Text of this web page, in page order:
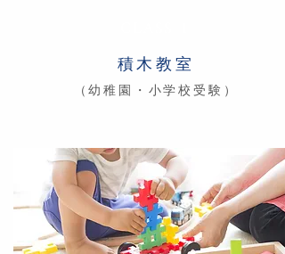
積木教室
（幼稚園・小学校受験）